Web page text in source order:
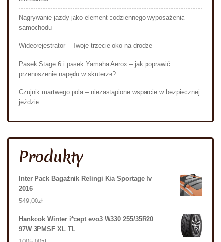
Nagrywanie jazdy jako element codziennego wyposażenia
samochodu
Wideorejestrator – Twoje trzecie oko na drodze
Pasek Stage 6 i pasek Yamaha Aerox – jak poprawić
przenoszenie napędu w skuterze?
Czujnik martwego pola – niezastąpione wsparcie w bezpiecznej
jeździe
Produkty
Inter Pack Bagażnik Relingi Kia Sportage Iv
2016
549,00zł
Hankook Winter i*cept evo3 W330 255/35R20
97W 3PMSF XL TL